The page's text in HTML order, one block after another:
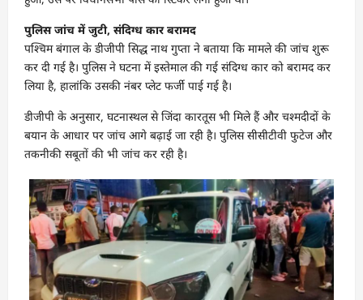
पुलिस जांच में जुटी, संदिग्ध कार बरामद
पश्चिम बंगाल के डीजीपी सिद्ध नाथ गुप्ता ने बताया कि मामले की जांच शुरू
कर दी गई है। पुलिस ने घटना में इस्तेमाल की गई संदिग्ध कार को बरामद कर
लिया है, हालांकि उसकी नंबर प्लेट फर्जी पाई गई है।
डीजीपी के अनुसार, घटनास्थल से जिंदा कारतूस भी मिले हैं और चश्मदीदों के
बयान के आधार पर जांच आगे बढ़ाई जा रही है। पुलिस सीसीटीवी फुटेज और
तकनीकी सबूतों की भी जांच कर रही है।